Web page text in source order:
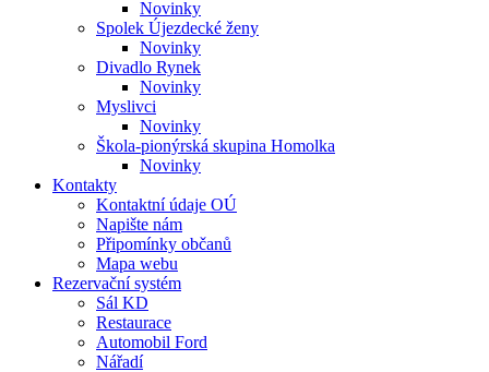
Novinky
Spolek Újezdecké ženy
Novinky
Divadlo Rynek
Novinky
Myslivci
Novinky
Škola-pionýrská skupina Homolka
Novinky
Kontakty
Kontaktní údaje OÚ
Napište nám
Připomínky občanů
Mapa webu
Rezervační systém
Sál KD
Restaurace
Automobil Ford
Nářadí